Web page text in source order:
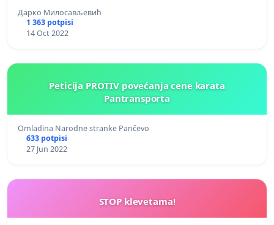
Дарко Милосављевић
1 363 potpisi
14 Oct 2022
Peticija PROTIV povećanja cene karata
Pantransporta
Omladina Narodne stranke Pančevo
633 potpisi
27 Jun 2022
STOP klevetama!